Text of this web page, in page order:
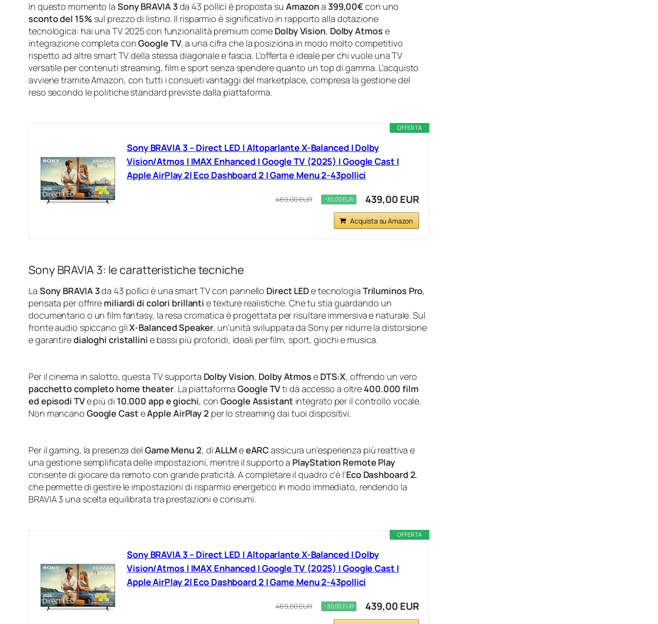
In questo momento la Sony BRAVIA 3da 43 pollici è proposta su Amazon a 399,00€con uno
sconto del 15% sul prezzo di listino. Il risparmio è significativo in rapporto alla dotazione
tecnologica: hai una TV 2025 con funzionalità premium come Dolby Vision, Dolby Atmos e
integrazione completa conGoogle TV, a una cifra che la posiziona in modo molto competitivo
rispetto ad altre smart TV della stessa diagonale e fascia. L’offerta è ideale per chi vuole una TV
versatile per contenuti streaming, film e sport senza spendere quanto un top di gamma. L’acquisto
avviene tramite Amazon, con tutti i consueti vantaggi del marketplace, compresa la gestione del
reso secondo le politiche standard previste dalla piattaforma.
OFFERTA
Sony BRAVIA 3 – Direct LED | Altoparlante X-Balanced | Dolby
Vision/Atmos | IMAX Enhanced | Google TV (2025) | Google Cast |
Apple AirPlay 2| Eco Dashboard 2 | Game Menu 2-43pollici
469,00 EUR −30,00 EUR 439,00 EUR
Acquista su Amazon
Sony BRAVIA 3: le caratteristiche tecniche
La Sony BRAVIA 3da 43 pollici è una smart TV con pannello Direct LEDe tecnologia Triluminos Pro,
pensata per offrire miliardi di colori brillanti e texture realistiche. Che tu stia guardando un
documentario o un film fantasy, la resa cromatica è progettata per risultare immersiva e naturale. Sul
fronte audio spiccano gliX-Balanced Speaker, un’unità sviluppata da Sony per ridurre la distorsione
e garantiredialoghi cristallini e bassi più profondi, ideali per film, sport, giochi e musica.
Per il cinema in salotto, questa TV supporta Dolby Vision, Dolby Atmos e DTS:X, offrendo un vero
pacchetto completo home theater. La piattaformaGoogle TVti dà accesso a oltre 400.000 film
ed episodi TVe più di 10.000 app e giochi, conGoogle Assistant integrato per il controllo vocale.
Non mancano Google Cast eApple AirPlay 2 per lo streaming dai tuoi dispositivi.
Per il gaming, la presenza del Game Menu 2, diALLM eeARCassicura un’esperienza più reattiva e
una gestione semplificata delle impostazioni, mentre il supporto a PlayStation Remote Play
consente di giocare da remoto con grande praticità. A completare il quadro c’è l’Eco Dashboard 2,
che permette di gestire le impostazioni di risparmio energetico in modo immediato, rendendo la
BRAVIA 3 una scelta equilibrata tra prestazioni e consumi.
OFFERTA
Sony BRAVIA 3 – Direct LED | Altoparlante X-Balanced | Dolby
Vision/Atmos | IMAX Enhanced | Google TV (2025) | Google Cast |
Apple AirPlay 2| Eco Dashboard 2 | Game Menu 2-43pollici
469,00 EUR −30,00 EUR 439,00 EUR